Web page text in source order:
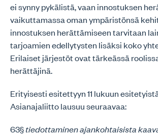
ei synny pykälistä, vaan innostuksen
vaikuttamassa oman ympäristönsä
innostuksen herättämiseen tarvitaan
tarjoamien edellytysten lisäksi koko
Erilaiset järjestöt ovat tärkeässä
herättäjinä.
Erityisesti esitettyyn 11 lukuun
Asianajaliitto lausuu seuraavaa:
63§tiedottaminen ajankohtaisista